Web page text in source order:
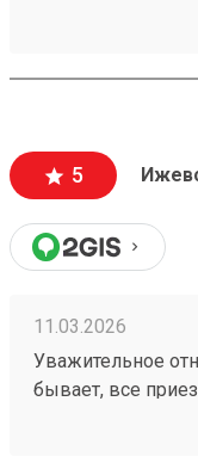
5
11.03.2026
Уважительное
бывает, все